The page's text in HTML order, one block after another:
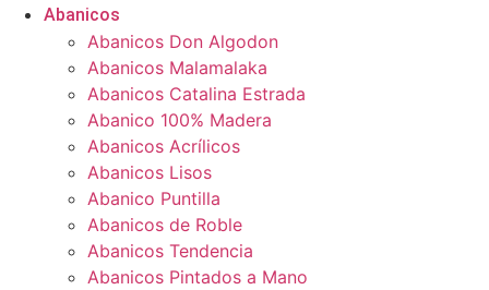
Abanicos
Abanicos Don Algodon
Abanicos Malamalaka
Abanicos Catalina Estrada
Abanico 100% Madera
Abanicos Acrílicos
Abanicos Lisos
Abanico Puntilla
Abanicos de Roble
Abanicos Tendencia
Abanicos Pintados a Mano